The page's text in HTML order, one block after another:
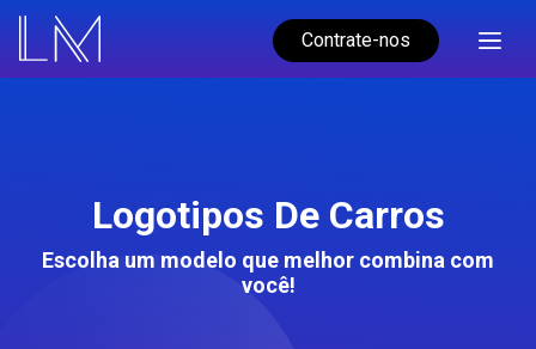
Contrate-nos
Logotipos De Carros
Escolha um modelo que melhor combina com
você!